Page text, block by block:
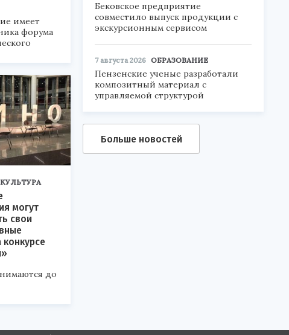
имеет
форума
2026».
КУЛЬТУРА
могут
свои
до
Бековское предприятие
совместило выпуск продукции с
экскурсионным сервисом
7 августа 2026 ОБРАЗОВАНИЕ
Пензенские ученые разработали
композитный материал с
управляемой структурой
Больше новостей